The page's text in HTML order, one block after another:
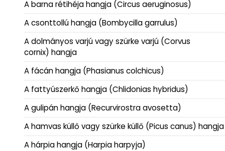
A barna rétihéja hangja (Circus aeruginosus)
A csonttollú hangja (Bombycilla garrulus)
A dolmányos varjú vagy szürke varjú (Corvus
cornix) hangja
A fácán hangja (Phasianus colchicus)
A fattyúszerkő hangja (Chlidonias hybridus)
A gulipán hangja (Recurvirostra avosetta)
A hamvas küllő vagy szürke küllő (Picus canus) hangja
A hárpia hangja (Harpia harpyja)